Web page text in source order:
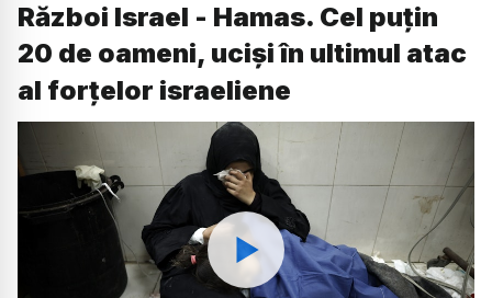
Război Israel - Hamas. Cel puțin
20 de oameni, uciși în ultimul atac
al forțelor israeliene
Watch